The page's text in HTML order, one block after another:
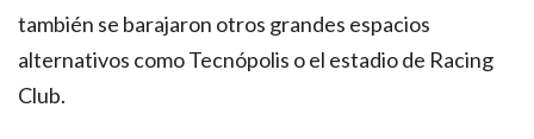
también se barajaron otros grandes espacios
alternativos como Tecnópolis o el estadio de Racing
Club.